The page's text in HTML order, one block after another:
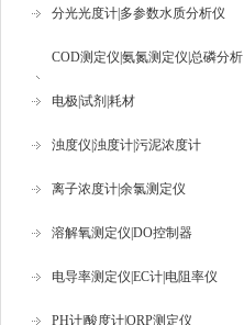
分光光度计|多参数水质分析仪
COD测定仪|氨氮测定仪|总磷分析
仪
电极|试剂|耗材
浊度仪|浊度计|污泥浓度计
离子浓度计|余氯测定仪
溶解氧测定仪|DO控制器
电导率测定仪|EC计|电阻率仪
PH计|酸度计|ORP测定仪